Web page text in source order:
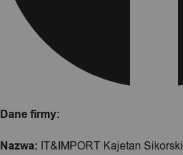
Dane firmy:
Nazwa: IT&IMPORT Kajetan Sikorski